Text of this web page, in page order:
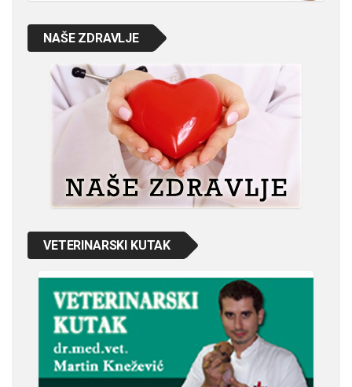
NAŠE ZDRAVLJE
VETERINARSKI KUTAK